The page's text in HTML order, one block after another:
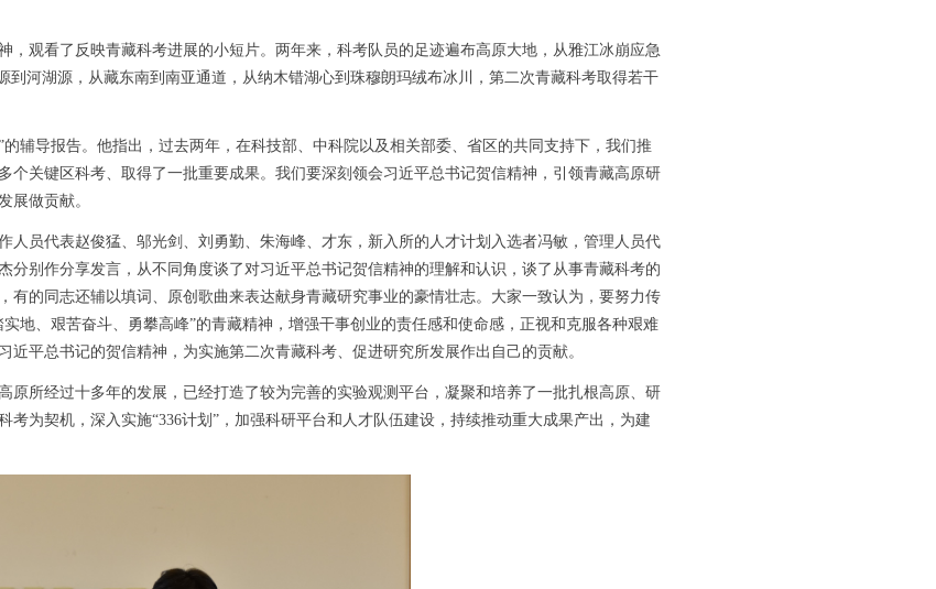
观看了反映青藏科考进展的小短片。两年来，科考队员的足迹遍布高原大地，从雅江冰崩应急
到河湖源，从藏东南到南亚通道，从纳木错湖心到珠穆朗玛绒布冰川，第二次青藏科考取得若干
导报告。他指出，过去两年，在科技部、中科院以及相关部委、省区的共同支持下，我们推
个关键区科考、取得了一批重要成果。我们要深刻领会习近平总书记贺信精神，引领青藏高原研
展做贡献。
员代表赵俊猛、邬光剑、刘勇勤、朱海峰、才东，新入所的人才计划入选者冯敏，管理人员代
分别作分享发言，从不同角度谈了对习近平总书记贺信精神的理解和认识，谈了从事青藏科考的
有的同志还辅以填词、原创歌曲来表达献身青藏研究事业的豪情壮志。大家一致认为，要努力传
地、艰苦奋斗、勇攀高峰”的青藏精神，增强干事创业的责任感和使命感，正视和克服各种艰难
近平总书记的贺信精神，为实施第二次青藏科考、促进研究所发展作出自己的贡献。
所经过十多年的发展，已经打造了较为完善的实验观测平台，凝聚和培养了一批扎根高原、研
考为契机，深入实施“336计划”，加强科研平台和人才队伍建设，持续推动重大成果产出，为建